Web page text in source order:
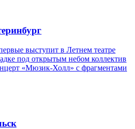
выступит в Летнем театре
под открытым небом коллектив
«Мюзик-Холл» с фрагментами